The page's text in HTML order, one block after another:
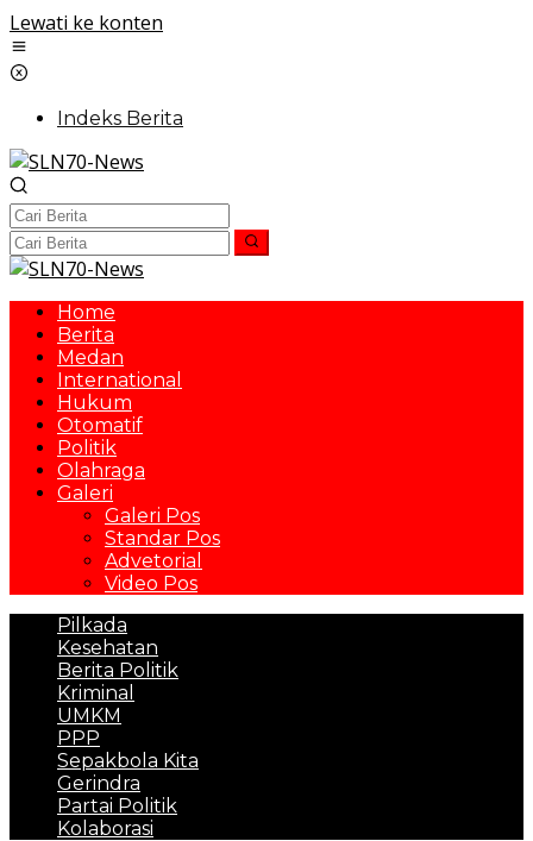
Lewati ke konten
Indeks Berita
Home
Berita
Medan
International
Hukum
Otomatif
Politik
Olahraga
Galeri
Galeri Pos
Standar Pos
Advetorial
Video Pos
Pilkada
Kesehatan
Berita Politik
Kriminal
UMKM
PPP
Sepakbola Kita
Gerindra
Partai Politik
Kolaborasi